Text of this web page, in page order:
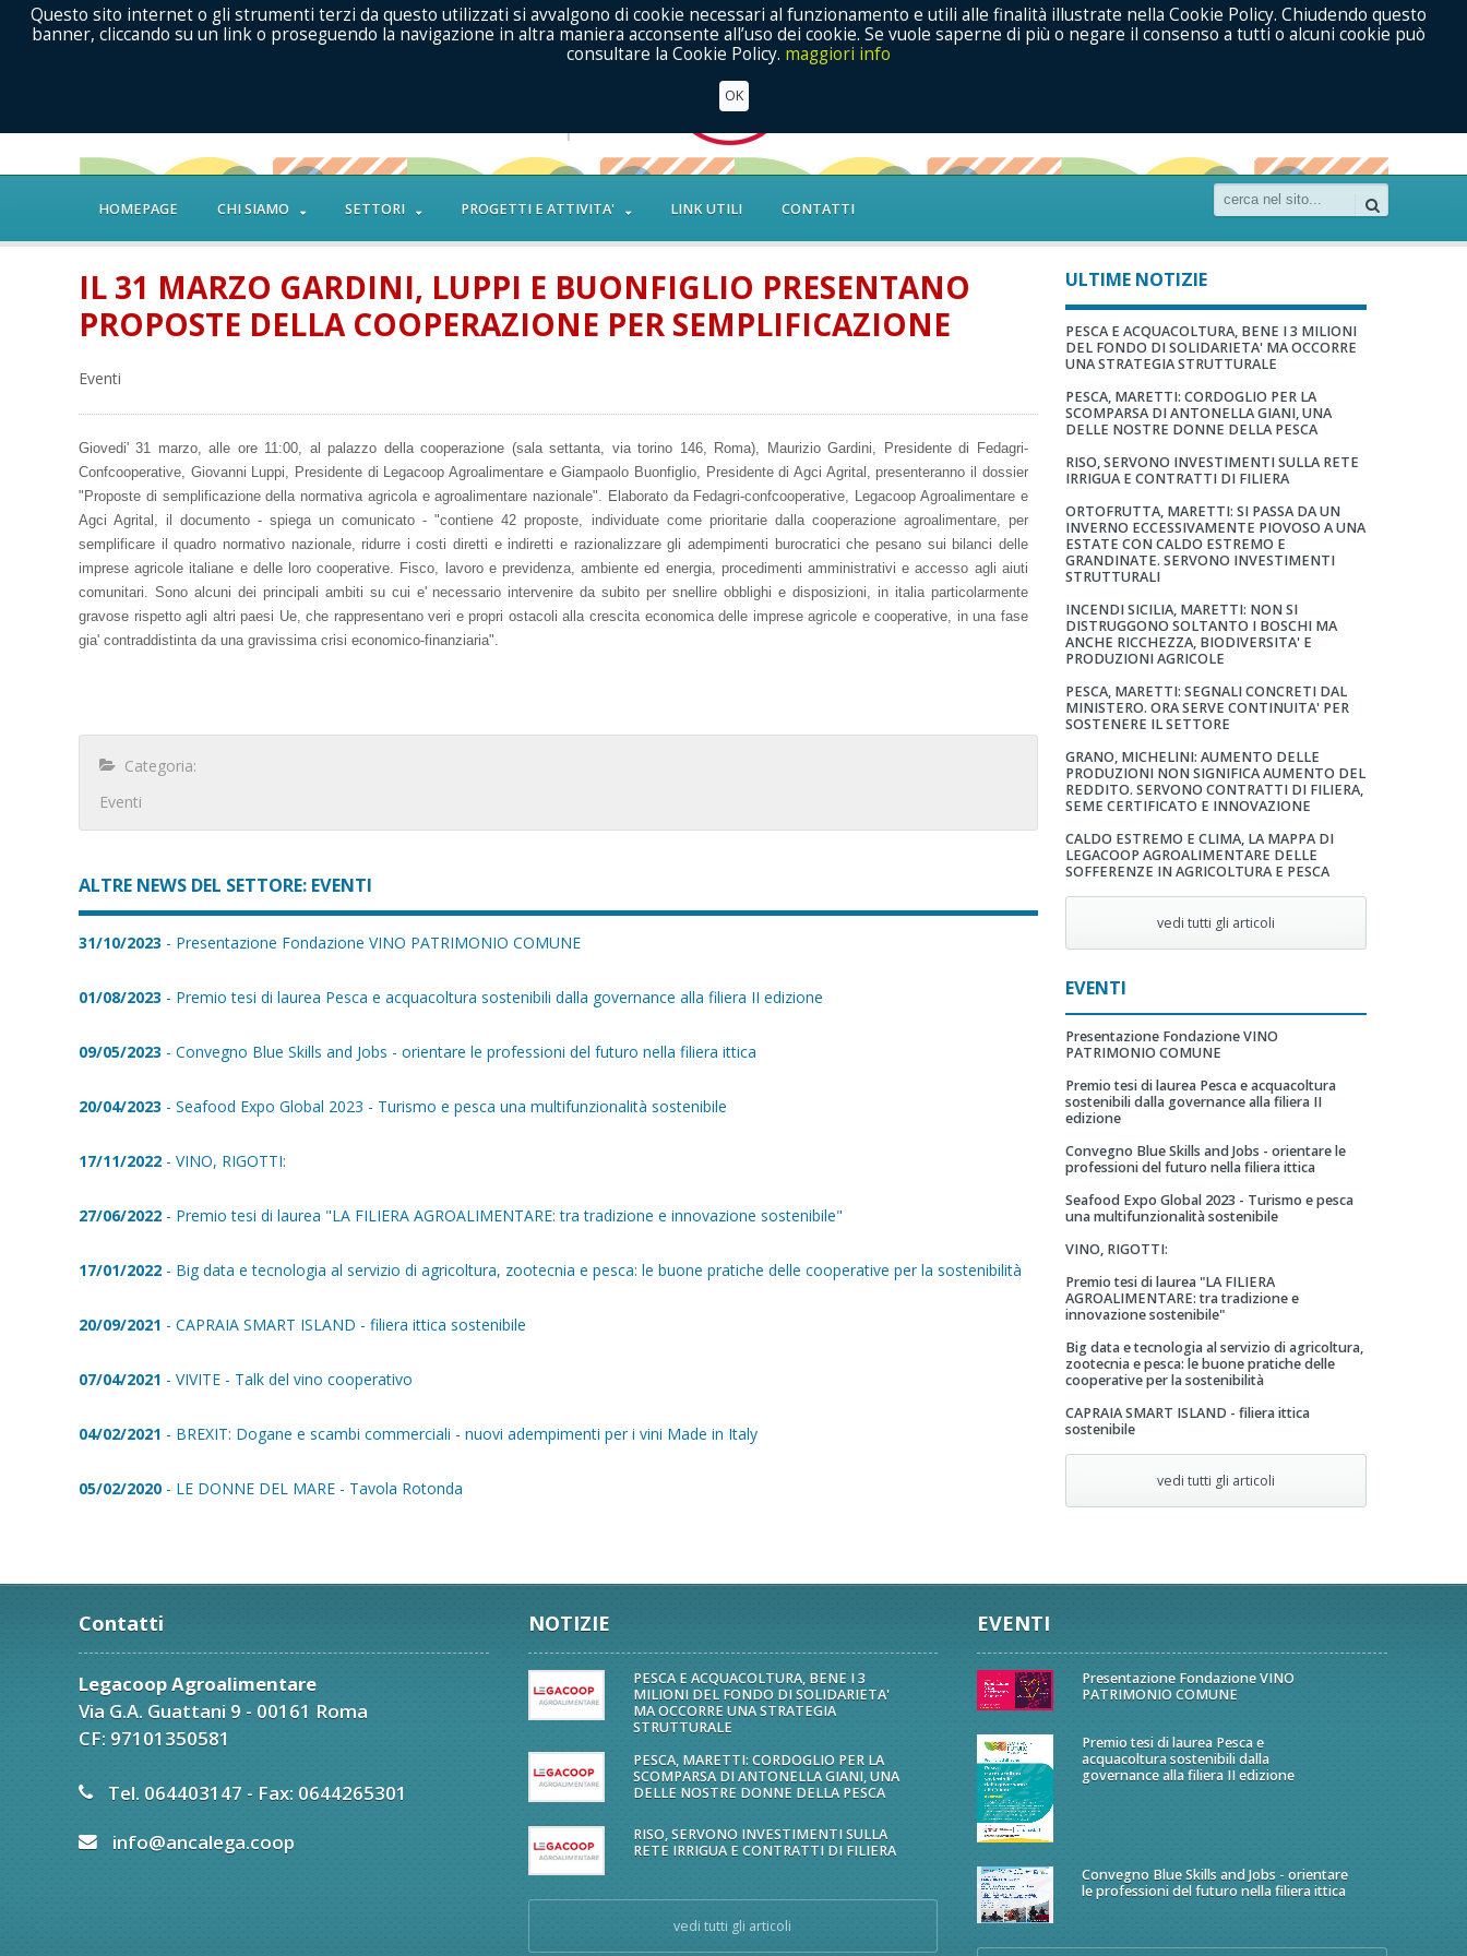
HOMEPAGE CHI SIAMO SETTORI PROGETTI E ATTIVITA' LINK UTILI CONTATTI
IL 31 MARZO GARDINI, LUPPI E BUONFIGLIO PRESENTANO
PROPOSTE DELLA COOPERAZIONE PER SEMPLIFICAZIONE
Eventi
Giovedi' 31 marzo, alle ore 11:00, al palazzo della cooperazione (sala settanta, via torino 146, Roma), Maurizio Gardini, Presidente di Fedagri-
Confcooperative, Giovanni Luppi, Presidente di Legacoop Agroalimentare e Giampaolo Buonfiglio, Presidente di Agci Agrital, presenteranno il dossier
"Proposte di semplificazione della normativa agricola e agroalimentare nazionale". Elaborato da Fedagri-confcooperative, Legacoop Agroalimentare e
Agci Agrital, il documento - spiega un comunicato - "contiene 42 proposte, individuate come prioritarie dalla cooperazione agroalimentare, per
semplificare il quadro normativo nazionale, ridurre i costi diretti e indiretti e razionalizzare gli adempimenti burocratici che pesano sui bilanci delle
imprese agricole italiane e delle loro cooperative. Fisco, lavoro e previdenza, ambiente ed energia, procedimenti amministrativi e accesso agli aiuti
comunitari. Sono alcuni dei principali ambiti su cui e' necessario intervenire da subito per snellire obblighi e disposizioni, in italia particolarmente
gravose rispetto agli altri paesi Ue, che rappresentano veri e propri ostacoli alla crescita economica delle imprese agricole e cooperative, in una fase
gia' contraddistinta da una gravissima crisi economico-finanziaria".
Categoria:
Eventi
ALTRE NEWS DEL SETTORE: EVENTI
31/10/2023 - Presentazione Fondazione VINO PATRIMONIO COMUNE
01/08/2023 - Premio tesi di laurea Pesca e acquacoltura sostenibili dalla governance alla filiera II edizione
09/05/2023 - Convegno Blue Skills and Jobs - orientare le professioni del futuro nella filiera ittica
20/04/2023 - Seafood Expo Global 2023 - Turismo e pesca una multifunzionalità sostenibile
17/11/2022 - VINO, RIGOTTI:
27/06/2022 - Premio tesi di laurea "LA FILIERA AGROALIMENTARE: tra tradizione e innovazione sostenibile"
17/01/2022 - Big data e tecnologia al servizio di agricoltura, zootecnia e pesca: le buone pratiche delle cooperative per la sostenibilità
20/09/2021 - CAPRAIA SMART ISLAND - filiera ittica sostenibile
07/04/2021 - VIVITE - Talk del vino cooperativo
04/02/2021 - BREXIT: Dogane e scambi commerciali - nuovi adempimenti per i vini Made in Italy
05/02/2020 - LE DONNE DEL MARE - Tavola Rotonda
ULTIME NOTIZIE
PESCA E ACQUACOLTURA, BENE I 3 MILIONI
DEL FONDO DI SOLIDARIETA' MA OCCORRE
UNA STRATEGIA STRUTTURALE
PESCA, MARETTI: CORDOGLIO PER LA
SCOMPARSA DI ANTONELLA GIANI, UNA
DELLE NOSTRE DONNE DELLA PESCA
RISO, SERVONO INVESTIMENTI SULLA RETE
IRRIGUA E CONTRATTI DI FILIERA
ORTOFRUTTA, MARETTI: SI PASSA DA UN
INVERNO ECCESSIVAMENTE PIOVOSO A UNA
ESTATE CON CALDO ESTREMO E
GRANDINATE. SERVONO INVESTIMENTI
STRUTTURALI
INCENDI SICILIA, MARETTI: NON SI
DISTRUGGONO SOLTANTO I BOSCHI MA
ANCHE RICCHEZZA, BIODIVERSITA' E
PRODUZIONI AGRICOLE
PESCA, MARETTI: SEGNALI CONCRETI DAL
MINISTERO. ORA SERVE CONTINUITA' PER
SOSTENERE IL SETTORE
GRANO, MICHELINI: AUMENTO DELLE
PRODUZIONI NON SIGNIFICA AUMENTO DEL
REDDITO. SERVONO CONTRATTI DI FILIERA,
SEME CERTIFICATO E INNOVAZIONE
CALDO ESTREMO E CLIMA, LA MAPPA DI
LEGACOOP AGROALIMENTARE DELLE
SOFFERENZE IN AGRICOLTURA E PESCA
vedi tutti gli articoli
EVENTI
Presentazione Fondazione VINO
PATRIMONIO COMUNE
Premio tesi di laurea Pesca e acquacoltura
sostenibili dalla governance alla filiera II
edizione
Convegno Blue Skills and Jobs - orientare le
professioni del futuro nella filiera ittica
Seafood Expo Global 2023 - Turismo e pesca
una multifunzionalità sostenibile
VINO, RIGOTTI:
Premio tesi di laurea "LA FILIERA
AGROALIMENTARE: tra tradizione e
innovazione sostenibile"
Big data e tecnologia al servizio di agricoltura,
zootecnia e pesca: le buone pratiche delle
cooperative per la sostenibilità
CAPRAIA SMART ISLAND - filiera ittica
sostenibile
vedi tutti gli articoli
Contatti
Legacoop Agroalimentare
Via G.A. Guattani 9 - 00161 Roma
CF: 97101350581
Tel. 064403147 - Fax: 0644265301
info@ancalega.coop
NOTIZIE
PESCA E ACQUACOLTURA, BENE I 3
MILIONI DEL FONDO DI SOLIDARIETA'
MA OCCORRE UNA STRATEGIA
STRUTTURALE
PESCA, MARETTI: CORDOGLIO PER LA
SCOMPARSA DI ANTONELLA GIANI, UNA
DELLE NOSTRE DONNE DELLA PESCA
RISO, SERVONO INVESTIMENTI SULLA
RETE IRRIGUA E CONTRATTI DI FILIERA
vedi tutti gli articoli
EVENTI
Presentazione Fondazione VINO
PATRIMONIO COMUNE
Premio tesi di laurea Pesca e
acquacoltura sostenibili dalla
governance alla filiera II edizione
Convegno Blue Skills and Jobs - orientare
le professioni del futuro nella filiera ittica
Questo sito internet o gli strumenti terzi da questo utilizzati si avvalgono di cookie necessari al funzionamento e utili alle finalità illustrate nella Cookie Policy. Chiudendo questo
banner, cliccando su un link o proseguendo la navigazione in altra maniera acconsente all’uso dei cookie. Se vuole saperne di più o negare il consenso a tutti o alcuni cookie può
consultare la Cookie Policy. maggiori info
OK